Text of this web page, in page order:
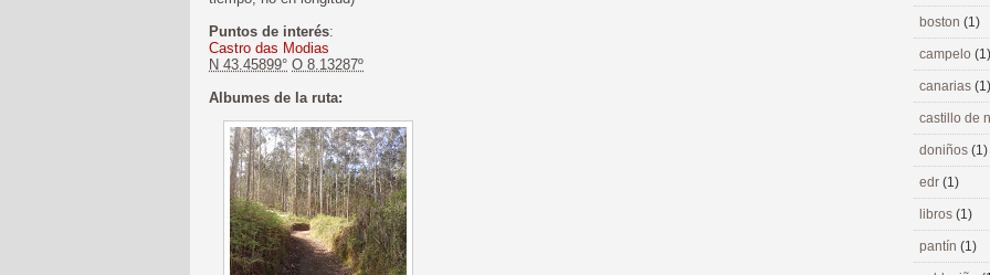
Puntos de interés:
Castro das Modias
N 43.45899° O 8.13287º
Albumes de la ruta:
boston (1)
campelo (1)
canarias (1)
castillo de
doniños (1)
edr (1)
libros (1)
pantín (1)